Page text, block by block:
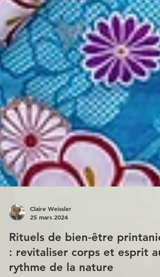
Claire Weissler
25 mars 2024
Rituels de bien-être